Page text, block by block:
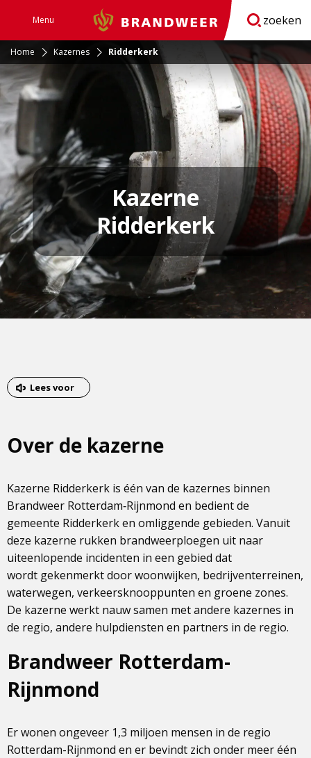
Menu Brandweer zoeken
Home Kazernes Ridderkerk
Kazerne
Ridderkerk
Lees voor
Over de kazerne
Kazerne Ridderkerk is één van de kazernes binnen
Brandweer Rotterdam‑Rijnmond en bedient de
gemeente Ridderkerk en omliggende gebieden. Vanuit
deze kazerne rukken brandweerploegen uit naar
uiteenlopende incidenten in een gebied dat
wordt gekenmerkt door woonwijken, bedrijventerreinen,
waterwegen, verkeersknooppunten en groene zones.
De kazerne werkt nauw samen met andere kazernes in
de regio, andere hulpdiensten en partners in de regio.
Brandweer Rotterdam-
Rijnmond
Er wonen ongeveer 1,3 miljoen mensen in de regio
Rotterdam-Rijnmond en er bevindt zich onder meer één